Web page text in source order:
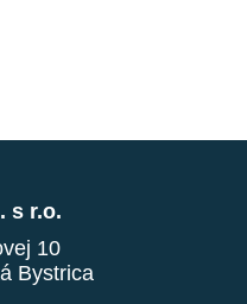
s r.o.
10
Bystrica